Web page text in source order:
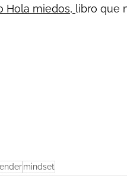
Hola miedos, libro que
mindset